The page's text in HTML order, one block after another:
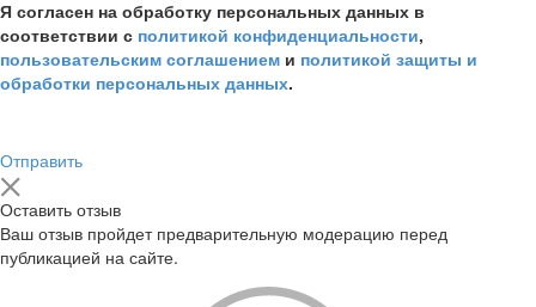
Я согласен на обработку персональных данных в
соответствии с политикой конфиденциальности,
пользовательским соглашением и политикой защиты и
обработки персональных данных.
Отправить
Оставить отзыв
Ваш отзыв пройдет предварительную модерацию перед
публикацией на сайте.